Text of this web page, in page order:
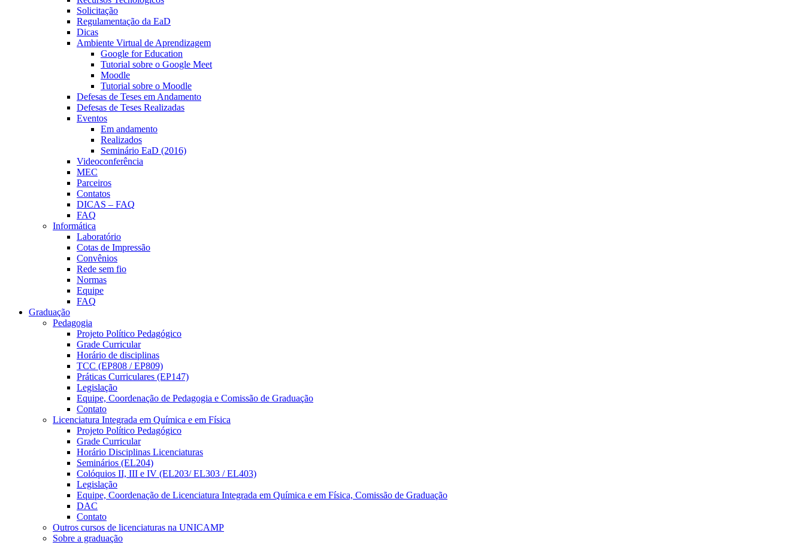
Solicitação
Regulamentação da EaD
Dicas
Ambiente Virtual de Aprendizagem
Google for Education
Tutorial sobre o Google Meet
Moodle
Tutorial sobre o Moodle
Defesas de Teses em Andamento
Defesas de Teses Realizadas
Eventos
Em andamento
Realizados
Seminário EaD (2016)
Videoconferência
MEC
Parceiros
Contatos
DICAS – FAQ
FAQ
Informática
Laboratório
Cotas de Impressão
Convênios
Rede sem fio
Normas
Equipe
FAQ
Graduação
Pedagogia
Projeto Político Pedagógico
Grade Curricular
Horário de disciplinas
TCC (EP808 / EP809)
Práticas Curriculares (EP147)
Legislação
Equipe, Coordenação de Pedagogia e Comissão de Graduação
Contato
Licenciatura Integrada em Química e em Física
Projeto Político Pedagógico
Grade Curricular
Horário Disciplinas Licenciaturas
Seminários (EL204)
Colóquios II, III e IV (EL203/ EL303 / EL403)
Legislação
Equipe, Coordenação de Licenciatura Integrada em Química e em Física, Comissão de Graduação
DAC
Contato
Outros cursos de licenciaturas na UNICAMP
Sobre a graduação